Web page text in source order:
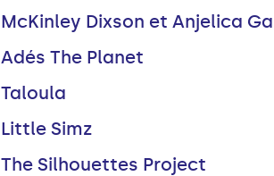
McKinley Dixson et Anjelica
Adés The Planet
Taloula
Little Simz
The Silhouettes Project